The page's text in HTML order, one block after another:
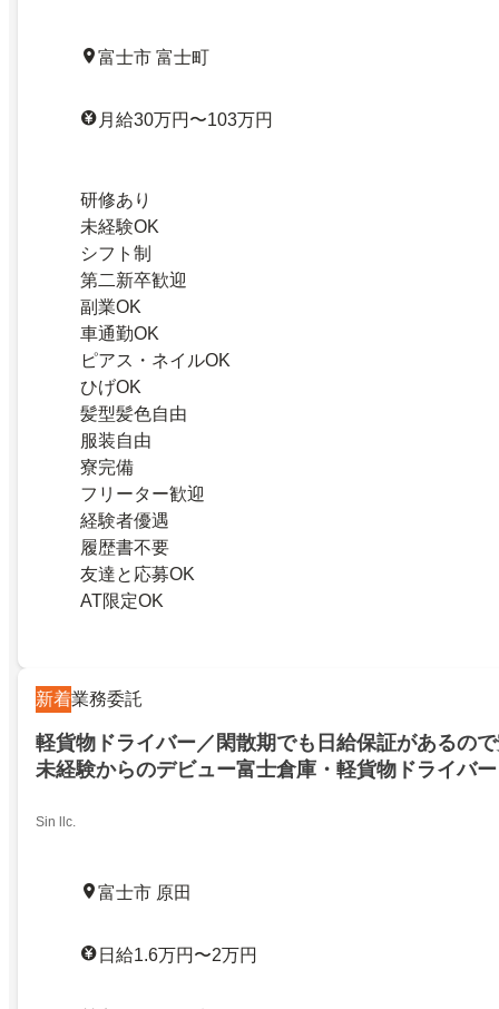
富士市 富士町
月給30万円〜103万円
研修あり
未経験OK
シフト制
第二新卒歓迎
副業OK
車通勤OK
ピアス・ネイルOK
ひげOK
髪型髪色自由
服装自由
寮完備
フリーター歓迎
経験者優遇
履歴書不要
友達と応募OK
AT限定OK
新着業務委託
軽貨物ドライバー／閑散期でも日給保証があるの
未経験からのデビュー富士倉庫・軽貨物ドライバー
Sin llc.
富士市 原田
日給1.6万円〜2万円